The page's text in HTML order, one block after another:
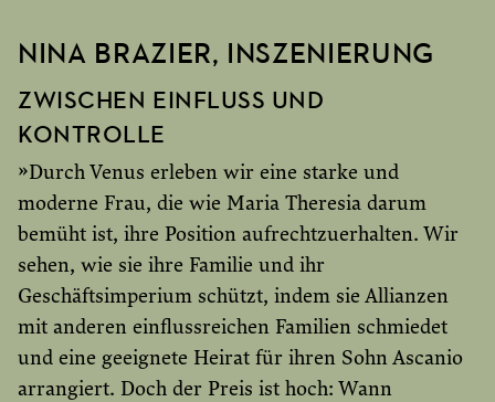
NINA BRAZIER, INSZENIERUNG
ZWISCHEN EINFLUSS UND
KONTROLLE
»Durch Venus erleben wir eine starke und
moderne Frau, die wie Maria Theresia darum
bemüht ist, ihre Position aufrechtzuerhalten. Wir
sehen, wie sie ihre Familie und ihr
Geschäftsimperium schützt, indem sie Allianzen
mit anderen einflussreichen Familien schmiedet
und eine geeignete Heirat für ihren Sohn Ascanio
arrangiert. Doch der Preis ist hoch: Wann